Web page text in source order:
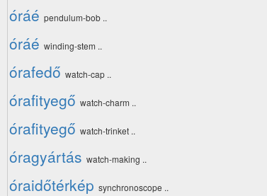
óráé pendulum-bob ..
óráé winding-stem ..
órafedő watch-cap ..
órafityegő watch-charm ..
órafityegő watch-trinket ..
óragyártás watch-making ..
óraidőtérkép synchronoscope ..